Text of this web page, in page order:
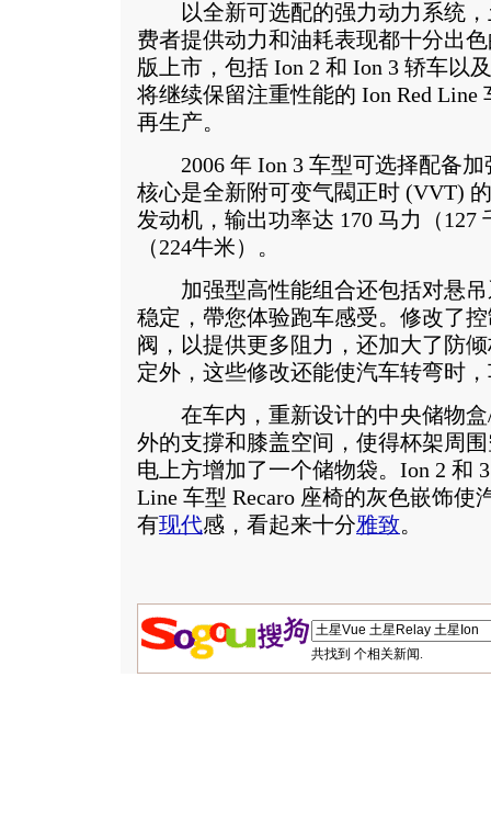
以全新可选配的强力动力系统，
费者提供动力和油耗表现都十分出
版上市，包括 Ion 2 和 Ion 3 轿车以
将继续保留注重性能的 Ion Red Line
再生产。
2006 年 Ion 3 车型可选择配备加
核心是全新附可变气閥正时 (VVT)
发动机，输出功率达 170 马力（127
（224牛米）。
加强型高性能组合还包括对悬吊
稳定，帶您体验跑车感受。修改了
阀，以提供更多阻力，还加大了防
定外，这些修改还能使汽车转弯时
在车内，重新设计的中央储物盒/
外的支撐和膝盖空间，使得杯架周
电上方增加了一个储物袋。Ion 2 和
Line 车型 Recaro 座椅的灰色嵌饰使
有现代感，看起来十分雅致。
共找到 个相关新闻.